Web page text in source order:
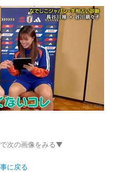
次の画像をみる▼
に戻る